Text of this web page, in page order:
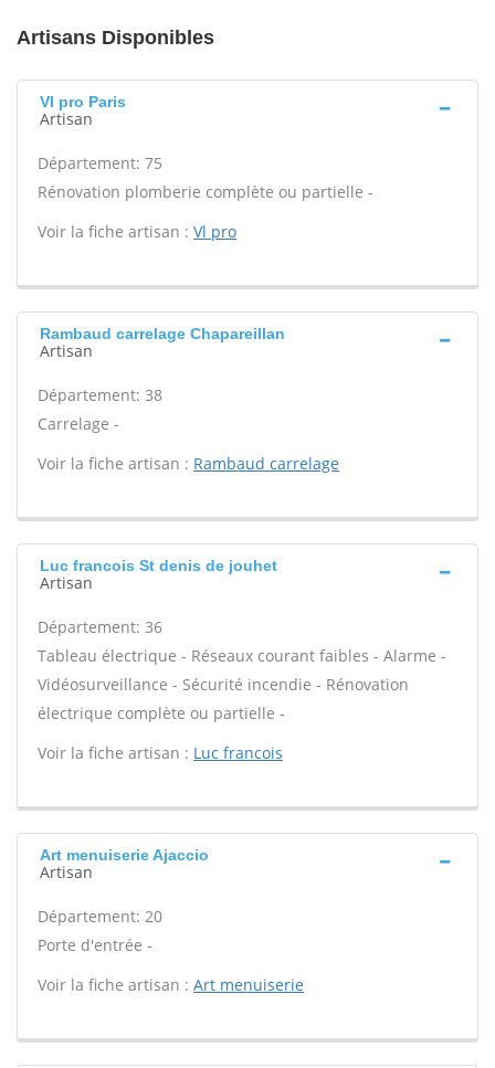
Artisans Disponibles
Vl pro Paris
Artisan
Département: 75
Rénovation plomberie complète ou partielle -
Voir la fiche artisan : Vl pro
Rambaud carrelage Chapareillan
Artisan
Département: 38
Carrelage -
Voir la fiche artisan : Rambaud carrelage
Luc francois St denis de jouhet
Artisan
Département: 36
Tableau électrique - Réseaux courant faibles - Alarme -
Vidéosurveillance - Sécurité incendie - Rénovation
électrique complète ou partielle -
Voir la fiche artisan : Luc francois
Art menuiserie Ajaccio
Artisan
Département: 20
Porte d'entrée -
Voir la fiche artisan : Art menuiserie